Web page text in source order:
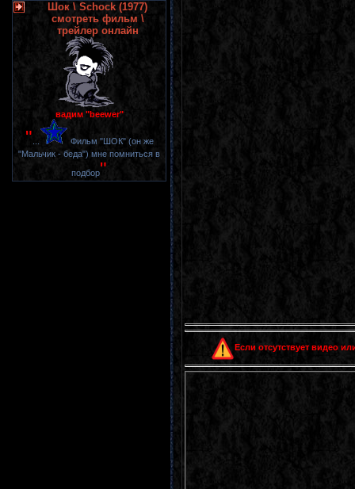
Шок \ Schock (1977)
смотреть фильм \
трейлер онлайн
вадим "beewer"
"
Фильм "ШОК" (он же
"Мальчик - беда") мне помниться в
подбор"
Если отсутствует видео